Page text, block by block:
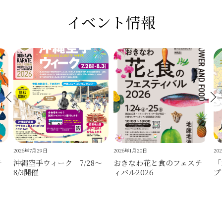
イベント情報
2026年7月29日
沖縄空手ウィーク 7/28～
8/3開催
2026年1月20日
おきなわ花と食のフェステ
ィバル2026